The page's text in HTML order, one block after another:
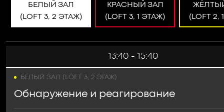
БЕЛЫЙ ЗАЛ
(LOFT 3, 2 ЭТАЖ)
КРАСНЫЙ ЗАЛ
(LOFT 3, 1 ЭТАЖ)
(LOFT 2,
13:40 - 15:40
БЕЛЫЙ ЗАЛ (LOFT 3, 2 ЭТАЖ)
Обнаружение и реагирование